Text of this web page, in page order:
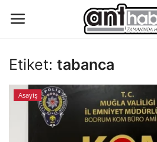
Etiket: tabanca
Asayiş